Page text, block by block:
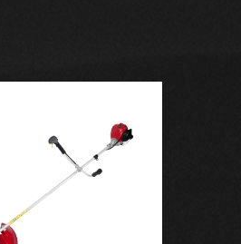
durante el
un mejor
calidad para